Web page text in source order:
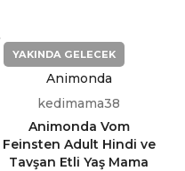
YAKINDA GELECEK
Animonda
kedimama38
Animonda Vom
Feinsten Adult Hindi ve
Tavşan Etli Yaş Mama